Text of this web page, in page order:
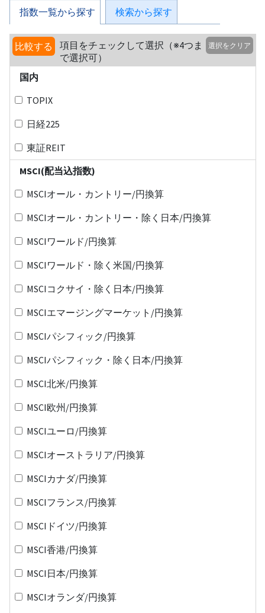
指数一覧から探す 検索から探す
比較する
項目をチェックして選択（※4つま
で選択可）
選択をクリア
国内
TOPIX
日経225
東証REIT
MSCI(配当込指数)
MSCIオール・カントリー/円換算
MSCIオール・カントリー・除く日本/円換算
MSCIワールド/円換算
MSCIワールド・除く米国/円換算
MSCIコクサイ・除く日本/円換算
MSCIエマージングマーケット/円換算
MSCIパシフィック/円換算
MSCIパシフィック・除く日本/円換算
MSCI北米/円換算
MSCI欧州/円換算
MSCIユーロ/円換算
MSCIオーストラリア/円換算
MSCIカナダ/円換算
MSCIフランス/円換算
MSCIドイツ/円換算
MSCI香港/円換算
MSCI日本/円換算
MSCIオランダ/円換算